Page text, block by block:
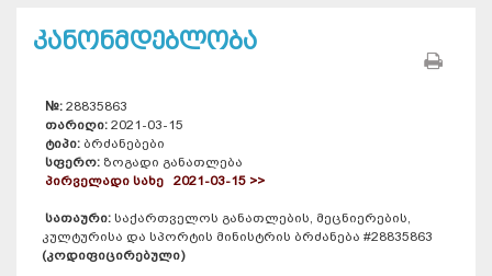
კანონმდებლობა
№: 28835863
თარიღი: 2021-03-15
ტიპი: ბრძანებები
სფერო: ზოგადი განათლება
პირველადი სახე 2021-03-15 >>
სათაური: საქართველოს განათლების, მეცნიერების,
კულტურისა და სპორტის მინისტრის ბრძანება #28835863
(კოდიფიცირებული)